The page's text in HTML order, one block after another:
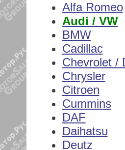
Alfa Romeo
Audi / VW
BMW
Cadillac
Chevrolet /
Chrysler
Citroen
Cummins
DAF
Daihatsu
Deutz